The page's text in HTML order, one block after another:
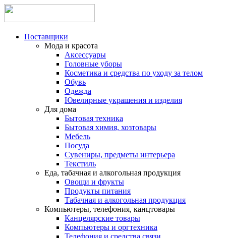
Поставщики
Мода и красота
Аксессуары
Головные уборы
Косметика и средства по уходу за телом
Обувь
Одежда
Ювелирные украшения и изделия
Для дома
Бытовая техника
Бытовая химия, хозтовары
Мебель
Посуда
Сувениры, предметы интерьера
Текстиль
Еда, табачная и алкогольная продукция
Овощи и фрукты
Продукты питания
Табачная и алкогольная продукция
Компьютеры, телефония, канцтовары
Канцелярские товары
Компьютеры и оргтехника
Телефония и средства связи